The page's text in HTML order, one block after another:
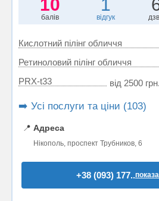
10
балів
1
відгук
Кислотний пілінг обличчя
Ретиноловий пілінг обличчя
PRX-t33
від 2500 грн.
➡️ Усі послуги та ціни (103)
📍 Адреса
Нікополь, проспект Трубников, 6
+38 (093) 177..